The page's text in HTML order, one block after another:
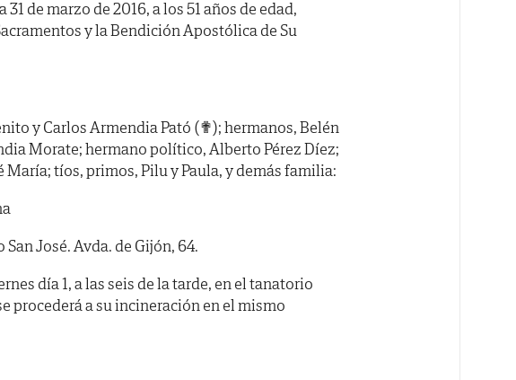
de marzo de 2016, a los 51 años de edad,
y la Bendición Apostólica de Su
y Carlos Armendia Pató (✟); hermanos, Belén
Morate; hermano político, Alberto Pérez Díez;
tíos, primos, Pilu y Paula, y demás familia:
José. Avda. de Gijón, 64.
día 1, a las seis de la tarde, en el tanatorio
procederá a su incineración en el mismo